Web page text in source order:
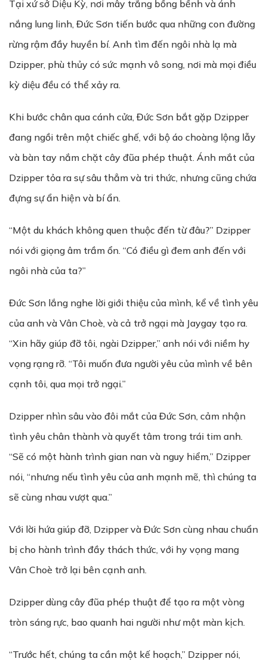
Tại xứ sở Diệu Kỳ, nơi mây trắng bồng bềnh và ánh
nắng lung linh, Đức Sơn tiến bước qua những con đường
rừng rậm đầy huyền bí. Anh tìm đến ngôi nhà lạ mà
Dzipper, phù thủy có sức mạnh vô song, nơi mà mọi điều
kỳ diệu đều có thể xảy ra.
Khi bước chân qua cánh cửa, Đức Sơn bắt gặp Dzipper
đang ngồi trên một chiếc ghế, với bộ áo choàng lộng lẫy
và bàn tay nắm chặt cây đũa phép thuật. Ánh mắt của
Dzipper tỏa ra sự sâu thẳm và tri thức, nhưng cũng chứa
đựng sự ẩn hiện và bí ẩn.
“Một du khách không quen thuộc đến từ đâu?” Dzipper
nói với giọng âm trầm ổn. “Có điều gì đem anh đến với
ngôi nhà của ta?”
Đức Sơn lắng nghe lời giới thiệu của mình, kể về tình yêu
của anh và Vân Choè, và cả trở ngại mà Jaygay tạo ra.
“Xin hãy giúp đỡ tôi, ngài Dzipper,” anh nói với niềm hy
vọng rạng rỡ. “Tôi muốn đưa người yêu của mình về bên
cạnh tôi, qua mọi trở ngại.”
Dzipper nhìn sâu vào đôi mắt của Đức Sơn, cảm nhận
tình yêu chân thành và quyết tâm trong trái tim anh.
“Sẽ có một hành trình gian nan và nguy hiểm,” Dzipper
nói, “nhưng nếu tình yêu của anh mạnh mẽ, thì chúng ta
sẽ cùng nhau vượt qua.”
Với lời hứa giúp đỡ, Dzipper và Đức Sơn cùng nhau chuẩn
bị cho hành trình đầy thách thức, với hy vọng mang
Vân Choè trở lại bên cạnh anh.
Dzipper dùng cây đũa phép thuật để tạo ra một vòng
tròn sáng rực, bao quanh hai người như một màn kịch.
“Trước hết, chúng ta cần một kế hoạch,” Dzipper nói,